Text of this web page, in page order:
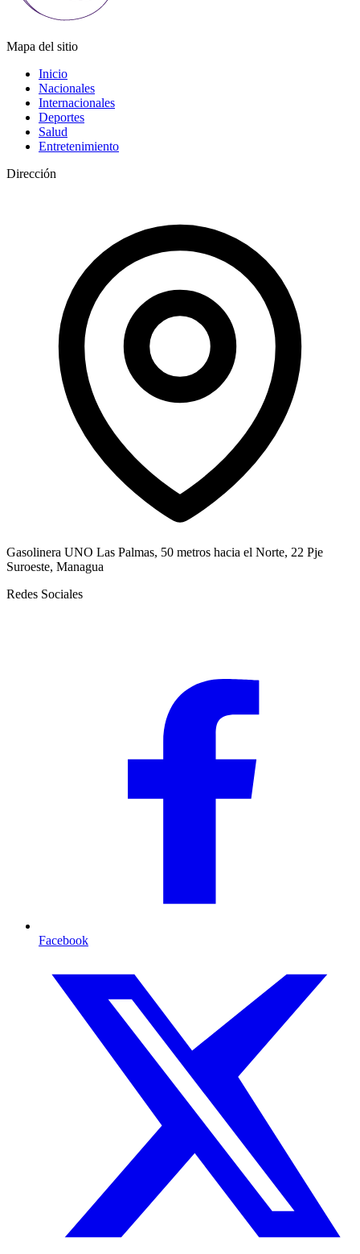
Mapa del sitio
Inicio
Nacionales
Internacionales
Deportes
Salud
Entretenimiento
Dirección
Gasolinera UNO Las Palmas, 50 metros hacia el Norte, 22 Pje
Suroeste, Managua
Redes Sociales
Facebook